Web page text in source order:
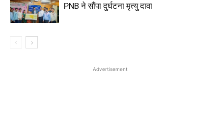
PNB ने सौंपा दुर्घटना मृत्यु दावा
Advertisement